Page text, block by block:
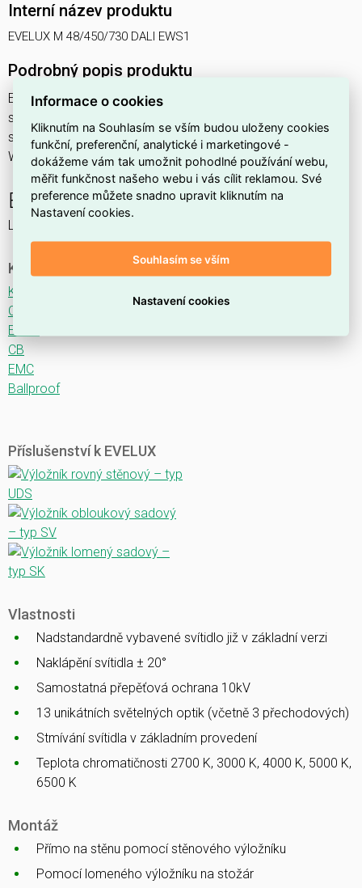
Interní název produktu
EVELUX M 48/450/730 DALI EWS1
Podrobný popis produktu
EVELUX M 48/450/730 DALI EWS1 77W IP66
svítidlo pouliční s modulem LED, spektrum 730A3, regulace
stmívání ovládané DALI protokolem, optika EWS1 (Extra
Wide Street TYPE III - M)
EVELUX
LED svítidlo pro osvětlení komunikací.
Ke stažení
Katalogový list
CE
ENEC
CB
EMC
Ballproof
Příslušenství k EVELUX
Vlastnosti
Nadstandardně vybavené svítidlo již v základní verzi
Naklápění svítidla ± 20°
Samostatná přepěťová ochrana 10kV
13 unikátních světelných optik (včetně 3 přechodových)
Stmívání svítidla v základním provedení
Teplota chromatičnosti 2700 K, 3000 K, 4000 K, 5000 K,
6500 K
Montáž
Přímo na stěnu pomocí stěnového výložníku
Pomocí lomeného výložníku na stožár
Informace o cookies
Kliknutím na Souhlasím se vším budou uloženy cookies
funkční, preferenční, analytické i marketingové -
dokážeme vám tak umožnit pohodlné používání webu,
měřit funkčnost našeho webu i vás cílit reklamou. Své
preference můžete snadno upravit kliknutím na
Nastavení cookies.
Souhlasím se vším
Nastavení cookies